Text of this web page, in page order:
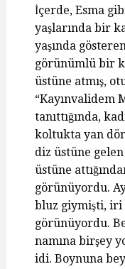
İçerde, Esma
yaşlarında bir
yaşında
görünümlü bir
üstüne atmış,
“Kayınvalidem
tanıttığında,
koltukta yan
diz üstüne
üstüne
görünüyordu.
bluz giymişti, iri
görünüyordu.
namına birşey
idi. Boynuna